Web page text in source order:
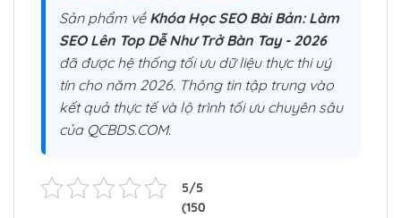
Sản phẩm về Khóa Học SEO Bài Bản: Làm
SEO Lên Top Dễ Như Trở Bàn Tay - 2026
đã được hệ thống tối ưu dữ liệu thực thi uý
tín cho năm 2026. Thông tin tập trung vào
kết quả thực tế và lộ trình tối ưu chuyên sâu
của QCBDS.COM.